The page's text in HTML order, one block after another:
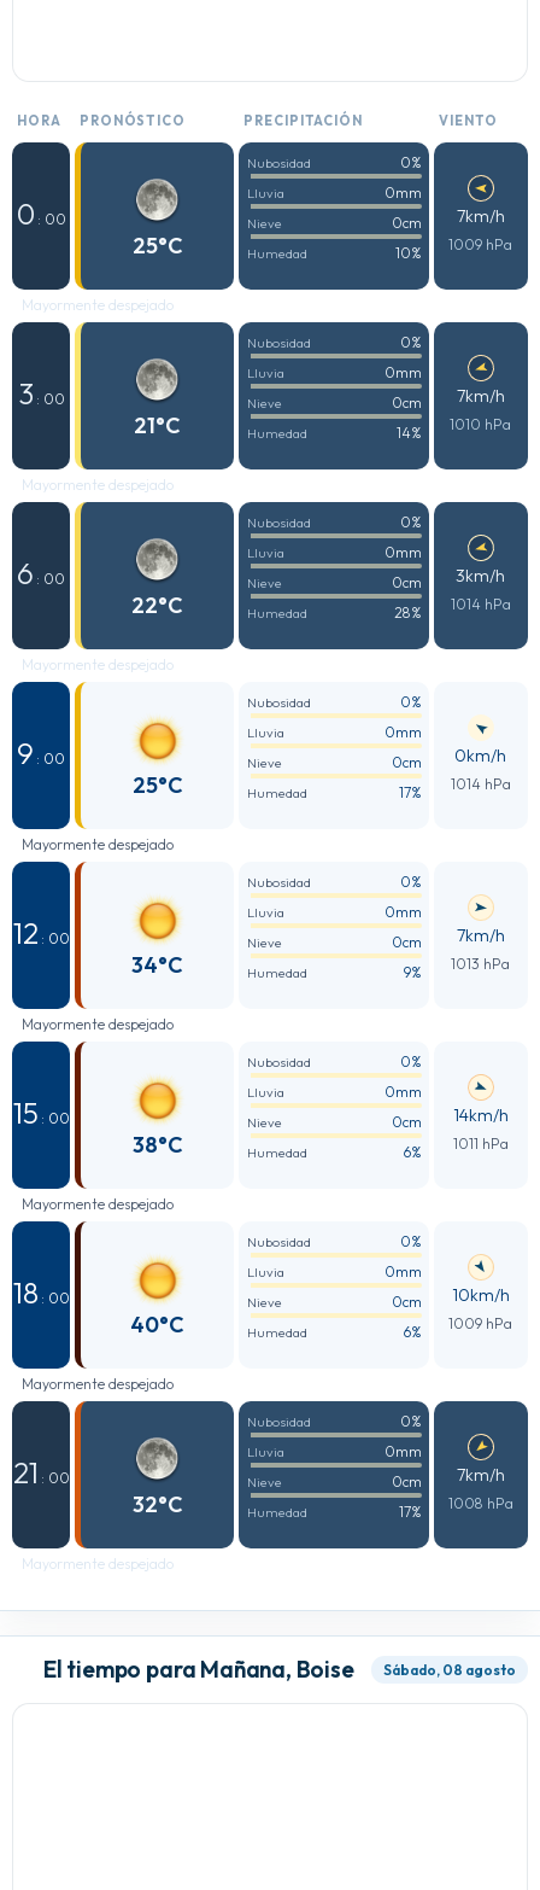
HORA PRONÓSTICO PRECIPITACIÓN VIENTO
0 : 00
25°C
Nubosidad 0%
Lluvia 0mm
Nieve 0cm
Humedad 10%
7km/h
1009 hPa
Mayormente despejado
3 : 00
21°C
Nubosidad 0%
Lluvia 0mm
Nieve 0cm
Humedad 14%
7km/h
1010 hPa
Mayormente despejado
6 : 00
22°C
Nubosidad 0%
Lluvia 0mm
Nieve 0cm
Humedad 28%
3km/h
1014 hPa
Mayormente despejado
9 : 00
25°C
Nubosidad 0%
Lluvia 0mm
Nieve 0cm
Humedad 17%
0km/h
1014 hPa
Mayormente despejado
12 : 00
34°C
Nubosidad 0%
Lluvia 0mm
Nieve 0cm
Humedad 9%
7km/h
1013 hPa
Mayormente despejado
15 : 00
38°C
Nubosidad 0%
Lluvia 0mm
Nieve 0cm
Humedad 6%
14km/h
1011 hPa
Mayormente despejado
18 : 00
40°C
Nubosidad 0%
Lluvia 0mm
Nieve 0cm
Humedad 6%
10km/h
1009 hPa
Mayormente despejado
21 : 00
32°C
Nubosidad 0%
Lluvia 0mm
Nieve 0cm
Humedad 17%
7km/h
1008 hPa
Mayormente despejado
El tiempo para Mañana, Boise Sábado, 08 agosto